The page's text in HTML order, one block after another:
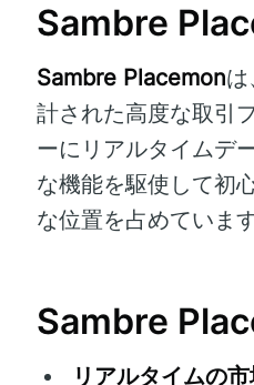
Sambre
Sambre Placemon
計された高度な取引
ーにリアルタイムデ
な機能を駆使して初
な位置を占めています
Sambre
リアルタイムの